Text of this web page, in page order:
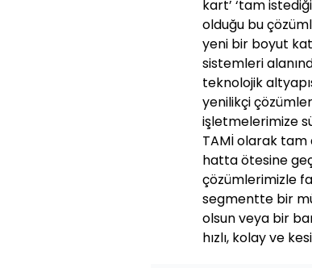
kart’ ‘tam
olduğu bu
yeni bir boyut
sistemleri
teknolojik
yenilikçi
işletmelerimize
TAMİ olarak
hatta ötesine
çözümlerimizle
segmentte bir
olsun veya bir
hızlı, kolay ve